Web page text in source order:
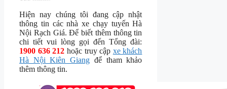
Hiện nay chúng tôi đang cập nhật
thông tin các nhà xe chạy tuyến Hà
Nội Rạch Giá. Để biết thêm thông tin
chi tiết vui lòng gọi đến Tổng đài:
1900 636 212 hoặc truy cập xe khách
Hà Nội Kiên Giang để tham khảo
thêm thông tin.